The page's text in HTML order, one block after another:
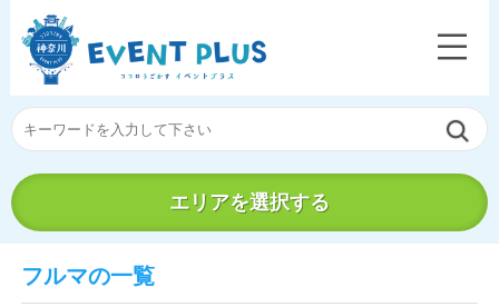
エリアを選択する
フルマの一覧